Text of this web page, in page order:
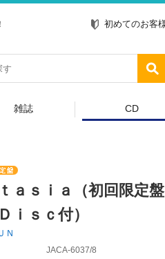
初めてのお客
雑誌 CD
ａｓｉａ（初回限定
ｉｓｃ付）
Ｎ
JACA-6037/8